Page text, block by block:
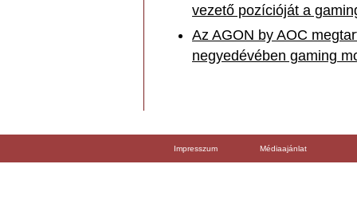
vezető pozícióját a
Az AGON by AOC
negyedévében gaming
Impresszum Médiaajánlat